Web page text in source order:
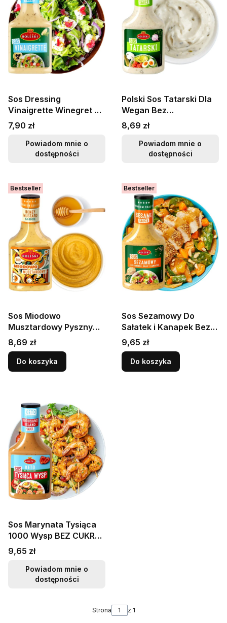
Sos Dressing
Vinaigrette Winegret Do
Warzyw Sałatek i
Potraw 300g ROLESKI
Cena
7,90 zł
Powiadom mnie o
dostępności
Polski Sos Tatarski Dla
Wegan Bez
Konserwantów Gęsty
Do Jajek 310g ROLESKI
Cena
8,69 zł
Powiadom mnie o
dostępności
Bestseller
Sos Miodowo
Musztardowy Pyszny
DIP Bez Konserwantów
Na Grilla 300g ROLESKI
Cena
8,69 zł
Do koszyka
Bestseller
Sos Sezamowy Do
Sałatek i Kanapek Bez
Konserwantów 300g
ROLESKI
Cena
9,65 zł
Do koszyka
Sos Marynata Tysiąca
1000 Wysp BEZ CUKRU i
Konserwantów KETO
300g ROLESKI
Cena
9,65 zł
Powiadom mnie o
dostępności
Strona z 1